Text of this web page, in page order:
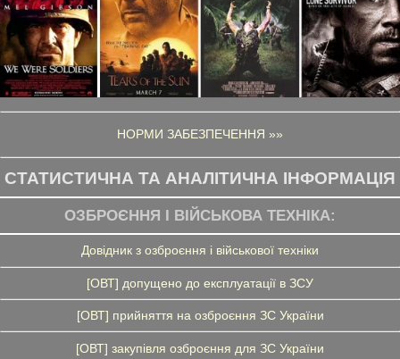
НОРМИ ЗАБЕЗПЕЧЕННЯ »»
СТАТИСТИЧНА ТА АНАЛІТИЧНА ІНФОРМАЦІЯ
ОЗБРОЄННЯ І ВІЙСЬКОВА ТЕХНІКА:
Довідник з озброєння і військової техніки
[ОВТ] допущено до експлуатації в ЗСУ
[ОВТ] прийняття на озброєння ЗС України
[ОВТ] закупівля озброєння для ЗС України